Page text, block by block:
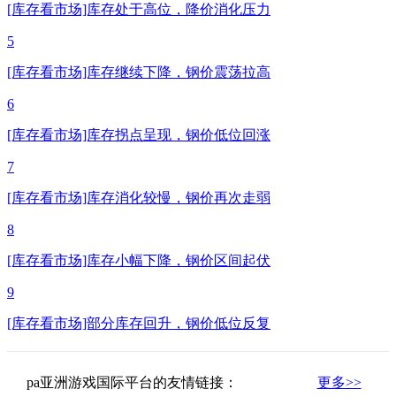
[库存看市场]库存处于高位，降价消化压力
5
[库存看市场]库存继续下降，钢价震荡拉高
6
[库存看市场]库存拐点呈现，钢价低位回涨
7
[库存看市场]库存消化较慢，钢价再次走弱
8
[库存看市场]库存小幅下降，钢价区间起伏
9
[库存看市场]部分库存回升，钢价低位反复
pa亚洲游戏国际平台的友情链接： 更多>>